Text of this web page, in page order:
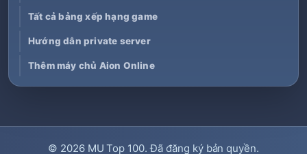
Tất cả bảng xếp hạng game
Hướng dẫn private server
Thêm máy chủ Aion Online
© 2026 MU Top 100. Đã đăng ký bản quyền.